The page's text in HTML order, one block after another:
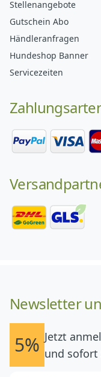
Stellenangebote
Gutschein Abo
Händleranfragen
Hundeshop Banner
Servicezeiten
Newsletter
5% Jetzt
und sofort